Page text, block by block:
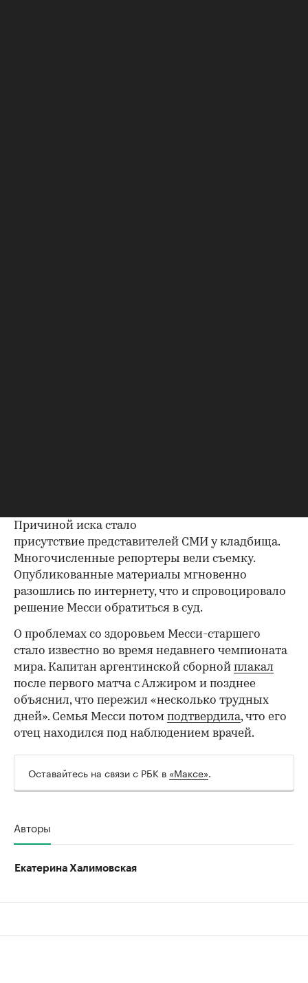
Причиной иска стало
присутствие представителей СМИ у кладбища.
Многочисленные репортеры вели съемку.
Опубликованные материалы мгновенно
разошлись по интернету, что и спровоцировало
решение Месси обратиться в суд.
О проблемах со здоровьем Месси-старшего
стало известно во время недавнего чемпионата
мира. Капитан аргентинской сборной плакал
после первого матча с Алжиром и позднее
объяснил, что пережил «несколько трудных
дней». Семья Месси потом подтвердила, что его
отец находился под наблюдением врачей.
Оставайтесь на связи с РБК в «Максе».
Авторы
Екатерина Халимовская